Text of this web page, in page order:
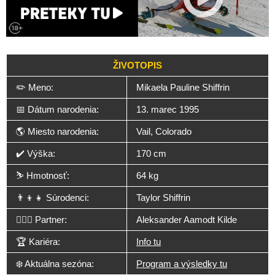
ŽIVOTOPIS
✏️ Meno: Mikaela Pauline Shiffrin
📅 Dátum narodenia: 13. marec 1995
🌎 Miesto narodenia: Vail, Colorado
✔️ Výška: 170 cm
⛷️ Hmotnosť: 64 kg
👨‍👦‍👧 Súrodenci: Taylor Shiffrin
👩‍❤️‍👨 Partner: Aleksander Aamodt Kilde
🏆 Kariéra: Info tu
❄️ Aktuálna sezóna: Program a výsledky tu